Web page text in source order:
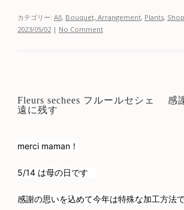
カテゴリー: All, Bouquet, Arrangement, Plants, Shop
2023/05/02 | No Comment
Fleurs sechees フルールセシェ 感
遠に残す
merci maman！
5/14 は母の日です
感謝の思いを込めて今年は特殊な加工方法